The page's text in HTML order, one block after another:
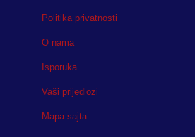
Politika privatnosti
O nama
Isporuka
Vaši prijedlozi
Mapa sajta